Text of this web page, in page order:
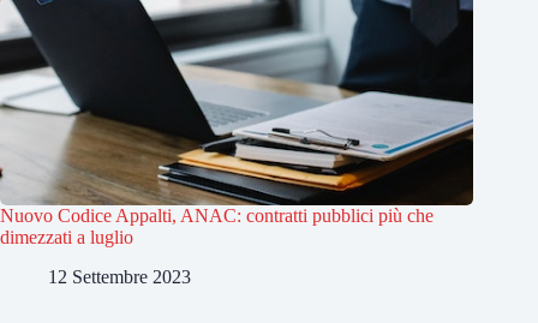
Nuovo Codice Appalti, ANAC: contratti pubblici più che
dimezzati a luglio
12 Settembre 2023